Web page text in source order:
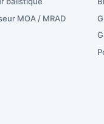
MOA / MRAD